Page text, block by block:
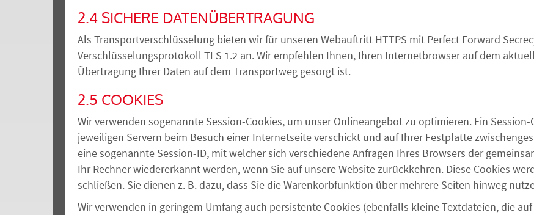
2.4 SICHERE DATENÜBERTRAGUNG
Als Transportverschlüsselung bieten wir für unseren Webauftritt HTTPS mit Perfect Forward
Verschlüsselungsprotokoll TLS 1.2 an. Wir empfehlen Ihnen, Ihren Internetbrowser auf dem
Übertragung Ihrer Daten auf dem Transportweg gesorgt ist.
2.5 COOKIES
Wir verwenden sogenannte Session-Cookies, um unser Onlineangebot zu optimieren. Ein
jeweiligen Servern beim Besuch einer Internetseite verschickt und auf Ihrer Festplatte
eine sogenannte Session-ID, mit welcher sich verschiedene Anfragen Ihres Browsers der
Ihr Rechner wiedererkannt werden, wenn Sie auf unsere Website zurückkehren. Diese Cookies
schließen. Sie dienen z. B. dazu, dass Sie die Warenkorbfunktion über mehrere Seiten hinweg
Wir verwenden in geringem Umfang auch persistente Cookies (ebenfalls kleine Textdateien, die